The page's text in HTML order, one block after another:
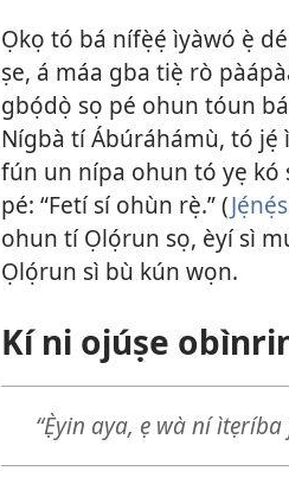
Ọkọ tó bá nífẹ̀ẹ́ ìyàwó ẹ̀
ṣe, á máa gba tiẹ̀ rò
gbọ́dọ̀ sọ pé ohun tóun
Nígbà tí Ábúráhámù, tó
fún un nípa ohun tó yẹ kó
pé: “Fetí sí ohùn rẹ̀.” (
ohun tí Ọlọ́run sọ, èyí sì
Ọlọ́run sì bù kún wọn.
Kí ni ojúṣe
“Ẹ̀yin aya, ẹ wà ní